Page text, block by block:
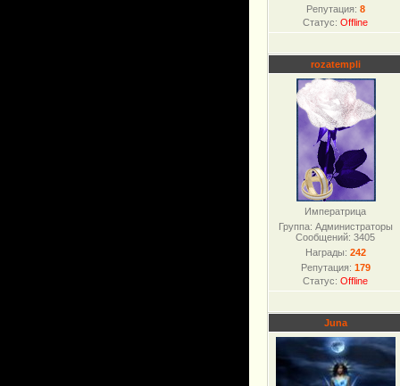
Репутация: 8
Статус:Offline
rozatempli
Императрица
Группа: Администраторы
Сообщений:3405
Награды: 242
Репутация: 179
Статус:Offline
Juna